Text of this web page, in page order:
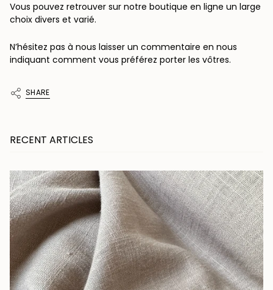
Vous pouvez retrouver sur notre boutique en ligne un large
choix divers et varié.
N’hésitez pas à nous laisser un commentaire en nous
indiquant comment vous préférez porter les vôtres.
SHARE
RECENT ARTICLES